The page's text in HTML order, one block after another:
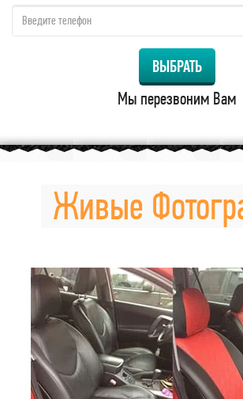
ВЫБРАТЬ
Мы перезвоним Вам
Живые